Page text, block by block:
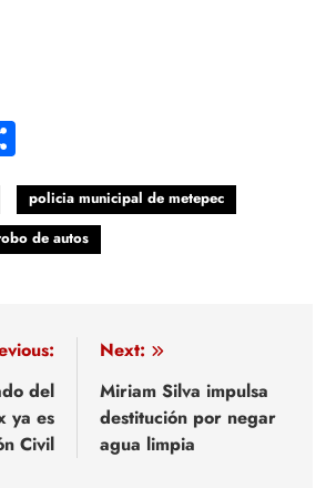
policia municipal de metepec
de autos
del
ya es
Civil
Next:
Miriam Silva impulsa
destitución por negar
agua limpia